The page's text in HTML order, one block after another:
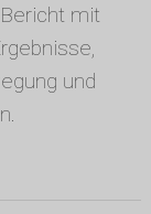
mit
und